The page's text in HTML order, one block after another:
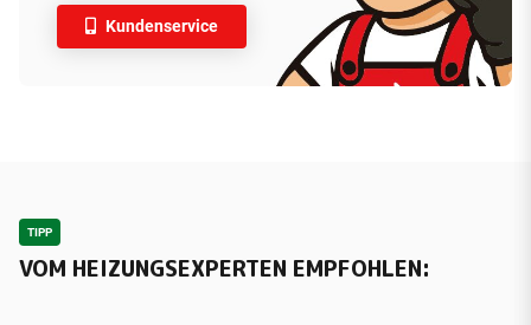
Kundenservice
TIPP
VOM HEIZUNGSEXPERTEN EMPFOHLEN: